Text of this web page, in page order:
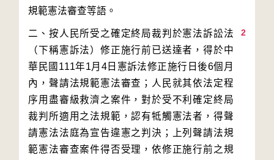
2
二、按人民所受之確定終局裁判於憲法訴訟法
（下稱憲訴法）修正施行前已送達者，得於中
華民國111年1月4日憲訴法修正施行日後6個月
內，聲請法規範憲法審查；人民就其依法定程
序用盡審級救濟之案件，對於受不利確定終局
裁判所適用之法規範，認有牴觸憲法者，得聲
請憲法法庭為宣告違憲之判決；上列聲請法規
範憲法審查案件得否受理，依修正施行前之規